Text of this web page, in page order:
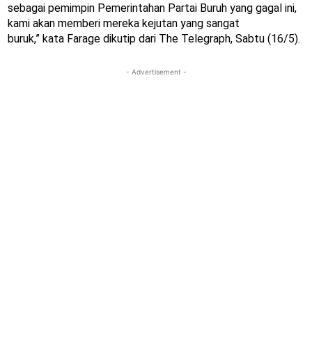
sebagai pemimpin Pemerintahan Partai Buruh yang gagal ini,
kami akan memberi mereka kejutan yang sangat
buruk,” kata Farage dikutip dari The Telegraph, Sabtu (16/5).
- Advertisement -